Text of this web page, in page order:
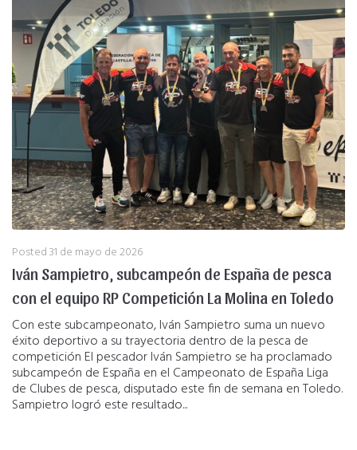
Posted31 de mayo de 2026
Iván Sampietro, subcampeón de España de pesca
con el equipo RP Competición La Molina en Toledo
Con este subcampeonato, Iván Sampietro suma un nuevo
éxito deportivo a su trayectoria dentro de la pesca de
competición El pescador Iván Sampietro se ha proclamado
subcampeón de España en el Campeonato de España Liga
de Clubes de pesca, disputado este fin de semana en Toledo.
Sampietro logró este resultado...